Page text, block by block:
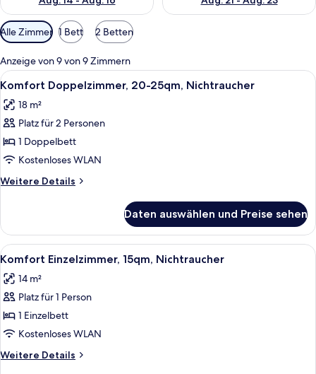
Verfügbare
Filter
für
Zimmer
Alle Zimmer 1 Bett 2 Betten
Anzeige von 9 von 9 Zimmern
Alle
Fotos
für
Komfort
Doppelzimmer,
20-
25qm,
Nichtraucher
Ein modernes Hotelzimmer mit
6
Komfort Doppelzimmer, 20-25qm, Nichtraucher
18 m²
Platz für 2 Personen
1 Doppelbett
Kostenloses WLAN
Weitere Details
Weitere
Doppelzimmer,
20-
25qm,
Daten auswählen und Preise sehen
Alle
Fotos
für
Komfort
Einzelzimmer,
15qm,
Nichtraucher
anzeigen
Ein modernes Hotelzimmer mit
6
Komfort Einzelzimmer, 15qm, Nichtraucher
14 m²
Platz für 1 Person
1 Einzelbett
Kostenloses WLAN
Weitere Details
Weitere